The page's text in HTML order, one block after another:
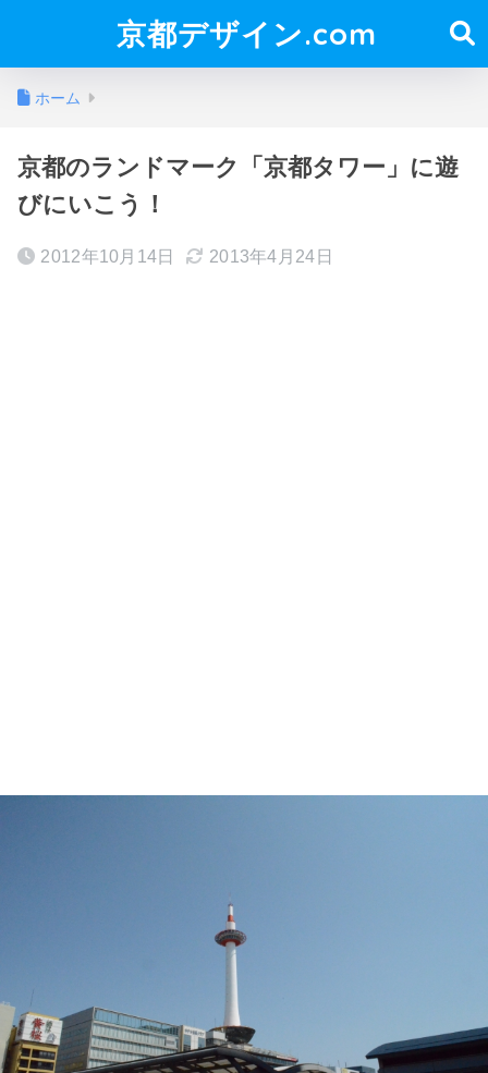
京都デザイン.com
ホーム
京都のランドマーク「京都タワー」に遊
びにいこう！
2012年10月14日 2013年4月24日